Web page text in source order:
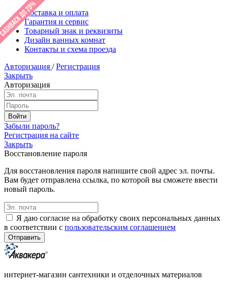
Доставка и оплата
Гарантия и сервис
Товарный знак и реквизиты
Дизайн ванных комнат
Контакты и схема проезда
Авторизация / Регистрация
Закрыть
Авторизация
Забыли пароль?
Регистрация на сайте
Закрыть
Восстановление пароля
Для восстановления пароля напишите свой адрес эл. почты.
Вам будет отправлена ссылка, по которой вы сможете ввести
новый пароль.
Я даю согласие на обработку своих персональных данных
в соответствии с пользовательским соглашением
интернет-магазин сантехники и отделочных материалов